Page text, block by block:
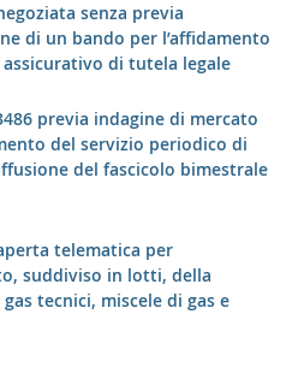
senza previa
di un bando per l’affidamento
di tutela legale
previa indagine di mercato
del servizio periodico di
del fascicolo bimestrale
telematica per
suddiviso in lotti, della
tecnici, miscele di gas e